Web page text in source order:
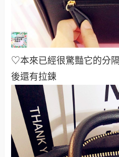
♡本來已經很驚豔它的分
後還有拉鍊